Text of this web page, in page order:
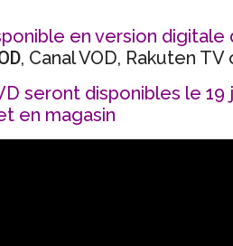
en version digitale
, Canal VOD, Rakuten
seront disponibles le
en magasin